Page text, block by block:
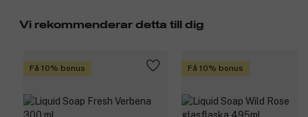
Vi rekommenderar detta till dig
Få 10% bonus Få 10% bonus